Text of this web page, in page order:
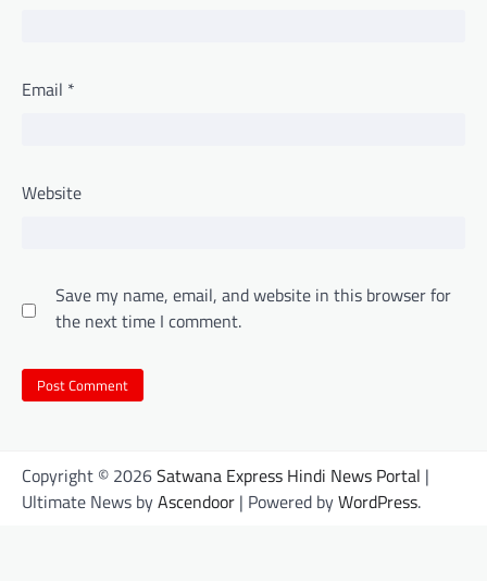
Email *
Website
Save my name, email, and website in this browser for
the next time I comment.
Copyright © 2026Satwana Express Hindi News Portal |
Ultimate News byAscendoor | Powered byWordPress.